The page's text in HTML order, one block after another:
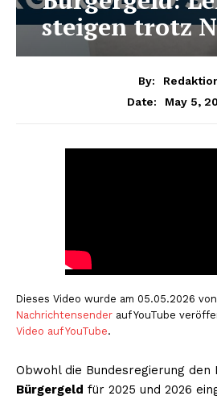
steigen trotz
By:
Date:
May 5,
Dieses Video wurde am 05.05.2026 von
Nachrichtensender auf YouTube
Video auf YouTube.
Obwohl die Bundesregierung den
Bürgergeld für 2025 und 2026